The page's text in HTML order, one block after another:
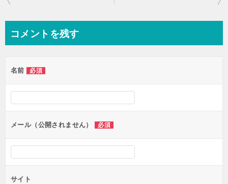
ビ
ー
シ
ョ
ン
コメントを残す
名前 必須
メール（公開されません） 必須
サイト